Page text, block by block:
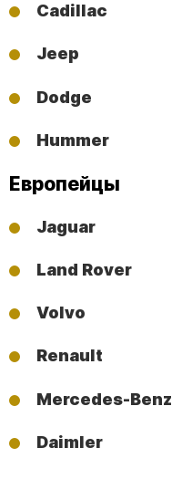
Cadillac
Jeep
Dodge
Hummer
Европейцы
Jaguar
Land Rover
Volvo
Renault
Mercedes-Benz
Daimler